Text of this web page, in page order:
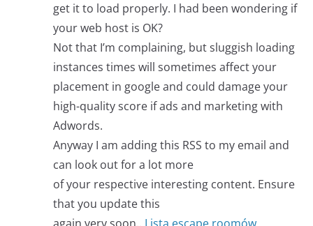
get it to load properly. I had been wondering if
your web host is OK?
Not that I’m complaining, but sluggish loading
instances times will sometimes affect your
placement in google and could damage your
high-quality score if ads and marketing with
Adwords.
Anyway I am adding this RSS to my email and
can look out for a lot more
of your respective interesting content. Ensure
that you update this